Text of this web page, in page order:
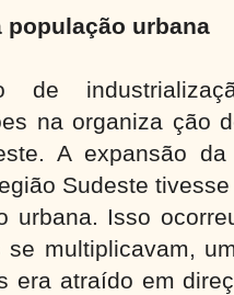
população urbana
de
na organiza ção
A expansão
Sudeste
urbana. Isso
se multiplicavam,
era atraído em